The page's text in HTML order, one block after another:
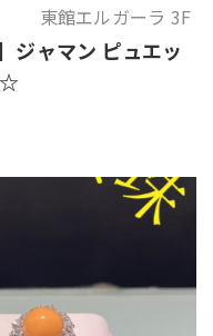
東館エルガーラ 3F
ジャマン ピュエッ
☆